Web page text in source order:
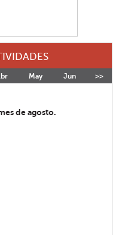
May Jun Jul
>>
de agosto.